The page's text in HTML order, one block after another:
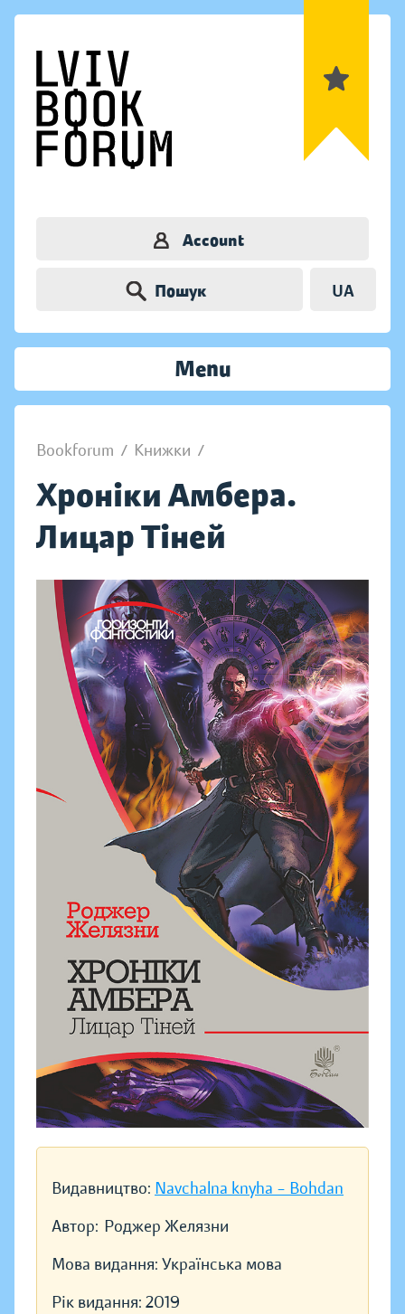
Account
Пошук UA
Menu
Bookforum / Книжки /
Хроніки Амбера.
Лицар Тіней
Видавництво: Navchalna knyha – Bohdan
Автор: Роджер Желязни
Мова видання: Українська мова
Рік видання: 2019